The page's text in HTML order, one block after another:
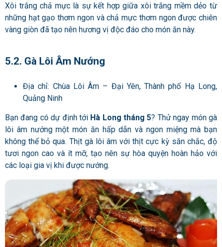
Xôi trắng chả mực là sự kết hợp giữa xôi trắng mềm dẻo từ
những hạt gạo thơm ngon và chả mực thơm ngon được chiên
vàng giòn đã tạo nên hương vị độc đáo cho món ăn này.
5.2. Gà Lôi Âm Nướng
Địa chỉ: Chùa Lôi Âm – Đại Yên, Thành phố Hạ Long,
Quảng Ninh
Bạn đang có dự định tới Hà Long tháng 5? Thử ngay món gà
lôi âm nướng một món ăn hấp dẫn và ngon miệng mà bạn
không thể bỏ qua. Thịt gà lôi âm với thịt cực kỳ săn chắc, độ
tươi ngon cao và ít mỡ, tạo nên sự hòa quyện hoàn hảo với
các loại gia vị khi được nướng.